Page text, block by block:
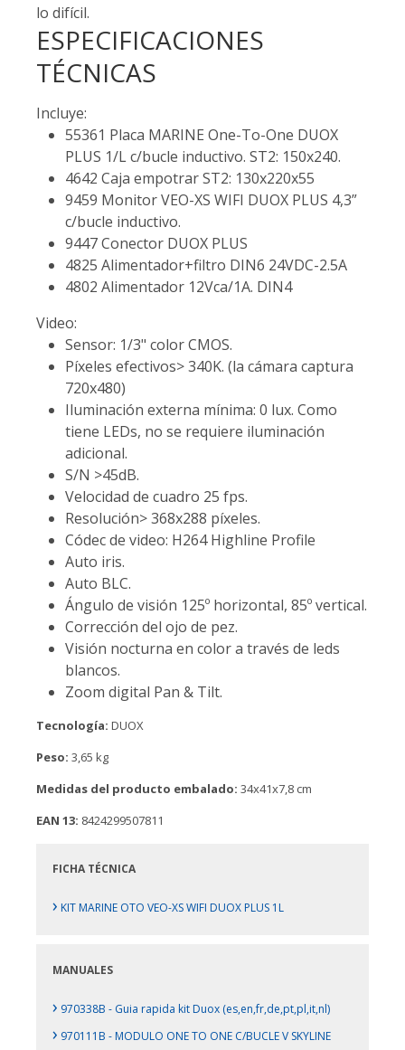
lo difícil.
ESPECIFICACIONES
TÉCNICAS
Incluye:
55361 Placa MARINE One-To-One DUOX
PLUS 1/L c/bucle inductivo. ST2: 150x240.
4642 Caja empotrar ST2: 130x220x55
9459 Monitor VEO-XS WIFI DUOX PLUS 4,3”
c/bucle inductivo.
9447 Conector DUOX PLUS
4825 Alimentador+filtro DIN6 24VDC-2.5A
4802 Alimentador 12Vca/1A. DIN4
Video:
Sensor: 1/3" color CMOS.
Píxeles efectivos> 340K. (la cámara captura
720x480)
Iluminación externa mínima: 0 lux. Como
tiene LEDs, no se requiere iluminación
adicional.
S/N >45dB.
Velocidad de cuadro 25 fps.
Resolución> 368x288 píxeles.
Códec de video: H264 Highline Profile
Auto iris.
Auto BLC.
Ángulo de visión 125º horizontal, 85º vertical.
Corrección del ojo de pez.
Visión nocturna en color a través de leds
blancos.
Zoom digital Pan & Tilt.
Tecnología: DUOX
Peso: 3,65 kg
Medidas del producto embalado: 34x41x7,8 cm
EAN 13: 8424299507811
FICHA TÉCNICA
› KIT MARINE OTO VEO-XS WIFI DUOX PLUS 1L
MANUALES
› 970338B - Guia rapida kit Duox (es,en,fr,de,pt,pl,it,nl)
› 970111B - MODULO ONE TO ONE C/BUCLE V SKYLINE